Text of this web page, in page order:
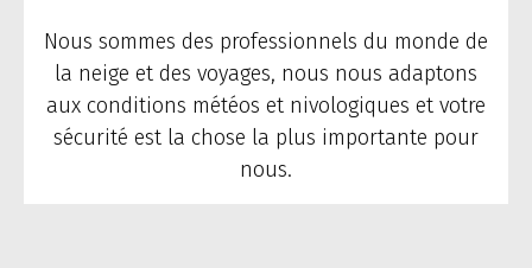
Nous sommes des professionnels du monde de
la neige et des voyages, nous nous adaptons
aux conditions météos et nivologiques et votre
sécurité est la chose la plus importante pour
nous.